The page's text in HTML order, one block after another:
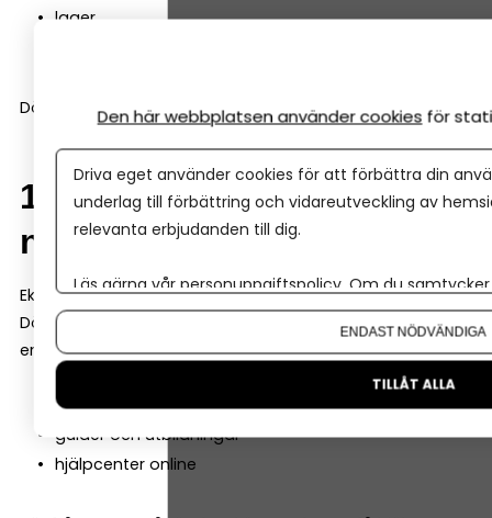
lager
Då slipper du byta system när företaget utvecklas.
10. Support och hjälp när
något går fel
Ekonomi är ett område där det är viktigt att det blir rätt.
Därför är det en stor fördel om bokföringsprogrammet
erbjuder bra support. Det kan till exempel vara:
chatt eller telefon
guider och utbildningar
hjälpcenter online
Den här webbplatsen använder cookies för
Driva eget använder cookies för att förbättra din
underlag till förbättring och vidareutveckling av
relevanta erbjudanden till dig.
Läs gärna vår personuppgiftspolicy. Om du
Om du vill ändra ditt val i efterhand hittar du den
ENDAST NÖDVÄNDIGA
TILLÅT ALLA